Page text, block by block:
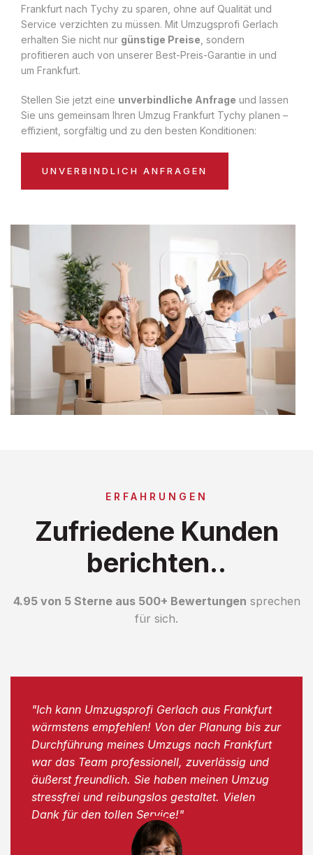
Frankfurt nach Tychy zu sparen, ohne auf Qualität und
Service verzichten zu müssen. Mit Umzugsprofi Gerlach
erhalten Sie nicht nur günstige Preise , sondern
profitieren auch von unserer Best-Preis-Garantie in und
um Frankfurt.
Stellen Sie jetzt eine unverbindliche Anfrage und lassen
Sie uns gemeinsam Ihren Umzug Frankfurt Tychy planen –
effizient, sorgfältig und zu den besten Konditionen:
UNVERBINDLICH ANFRAGEN
ERFAHRUNGEN
Zufriedene Kunden
berichten..
4.95 von 5 Sterne aus 500+ Bewertungen sprechen
für sich.
"Ich kann Umzugsprofi Gerlach aus Frankfurt
wärmstens empfehlen! Von der Planung bis zur
Durchführung meines Umzugs nach Frankfurt
war das Team professionell, zuverlässig und
äußerst freundlich. Sie haben meinen Umzug
stressfrei und reibungslos gestaltet. Vielen
Dank für den tollen Service!"